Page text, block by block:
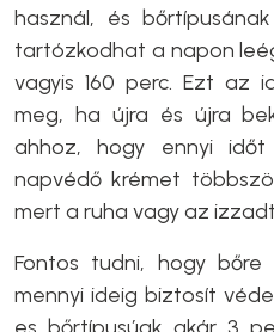
használ, és
tartózkodhat a napon
vagyis 160 perc. Ezt az
meg, ha újra és újra
ahhoz, hogy ennyi
napvédő krémet
mert a ruha vagy az
Fontos tudni, hogy bőre
mennyi ideig biztosít